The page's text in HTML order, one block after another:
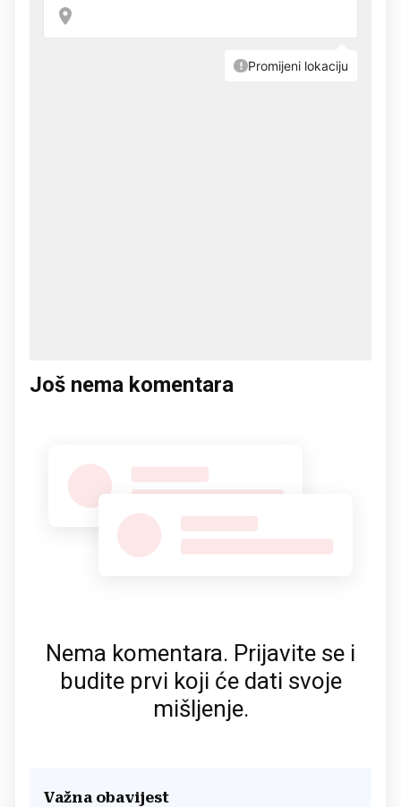
Još nema komentara
Nema komentara. Prijavite se i
budite prvi koji će dati svoje
mišljenje.
Važna obavijest